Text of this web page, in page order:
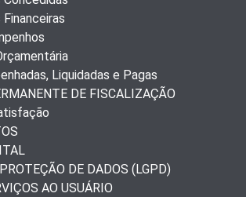
Liquidadas e Pagas
DE FISCALIZAÇÃO
DE DADOS (LGPD)
AO USUÁRIO